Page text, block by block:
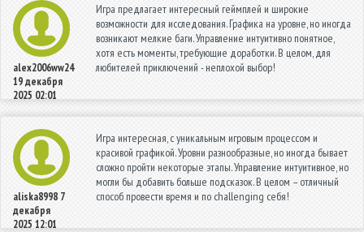
alex2006ww24
19 декабря
2025 02:01
Игра предлагает интересный геймплей и широкие
возможности для исследования. Графика на уровне, но иногда
возникают мелкие баги. Управление интуитивно понятное,
хотя есть моменты, требующие доработки. В целом, для
любителей приключений - неплохой выбор!
aliska8998 7
декабря
2025 12:01
Игра интересная, с уникальным игровым процессом и
красивой графикой. Уровни разнообразные, но иногда бывает
сложно пройти некоторые этапы. Управление интуитивное, но
могли бы добавить больше подсказок. В целом – отличный
способ провести время и по challenging себя!